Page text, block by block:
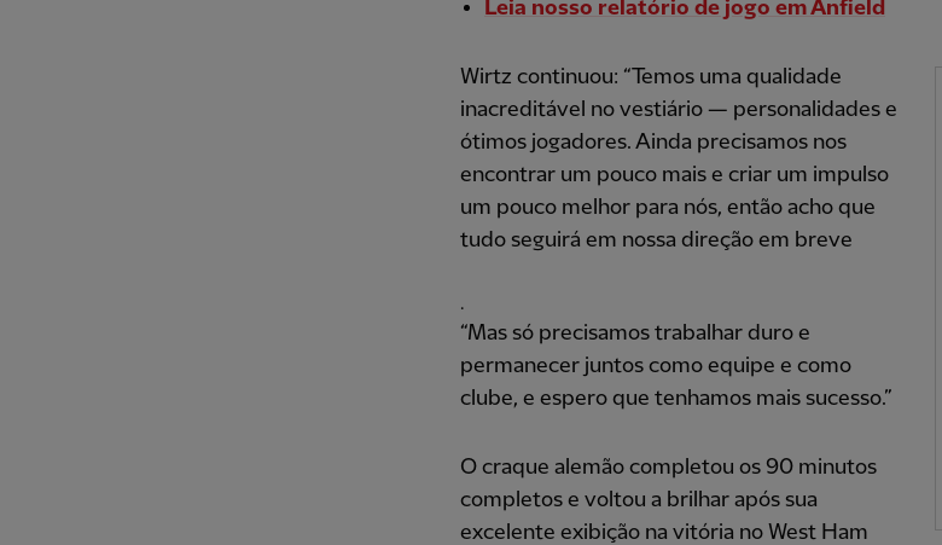
Leia nosso relatório de jogo em Anfield
Wirtz continuou: “Temos uma qualidade
inacreditável no vestiário — personalidades e
ótimos jogadores. Ainda precisamos nos
encontrar um pouco mais e criar um impulso
um pouco melhor para nós, então acho que
tudo seguirá em nossa direção em breve
.
“Mas só precisamos trabalhar duro e
permanecer juntos como equipe e como
clube, e espero que tenhamos mais sucesso.”
O craque alemão completou os 90 minutos
completos e voltou a brilhar após sua
excelente exibição na vitória no West Ham